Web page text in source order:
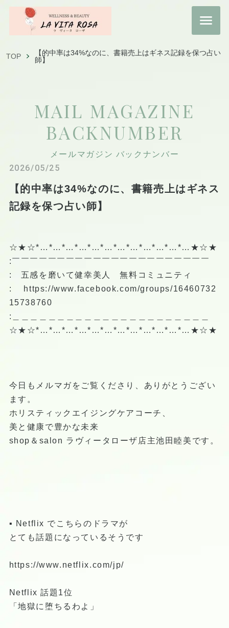
TOP
【的中率は34%なのに、書籍売上はギネス記録を保つ占い
師】
MAIL MAGAZINE
BACKNUMBER
メールマガジン バックナンバー
2026/05/25
【的中率は34%なのに、書籍売上はギネス
記録を保つ占い師】
☆★☆*…*…*…*…*…*…*…*…*…*…*…*…★☆★
:￣￣￣￣￣￣￣￣￣￣￣￣￣￣￣￣￣￣￣￣￣￣
: 五感を磨いて健幸美人 無料コミュニティ
: https://www.facebook.com/groups/16460732
15738760
:＿＿＿＿＿＿＿＿＿＿＿＿＿＿＿＿＿＿＿＿＿＿
☆★☆*…*…*…*…*…*…*…*…*…*…*…*…★☆★
今日もメルマガをご覧くださり、ありがとうござい
ます。
ホリスティックエイジングケアコーチ、
美と健康で豊かな未来
shop＆salon ラヴィータローザ店主池田睦美です。
▪️ Netflix でこちらのドラマが
とても話題になっているそうです
https://www.netflix.com/jp/
Netflix 話題1位
「地獄に堕ちるわよ」